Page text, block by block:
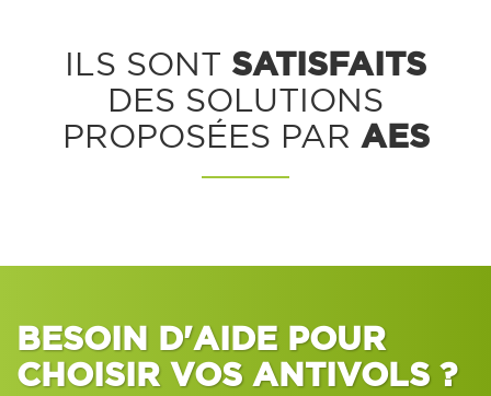
ILS SONT SATISFAITS
DES SOLUTIONS
PROPOSÉES PAR AES
BESOIN D'AIDE POUR
CHOISIR VOS ANTIVOLS ?